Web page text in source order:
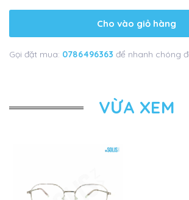
Cho vào giỏ hàng
Gọi đặt mua: 0786496363 để nhanh chóng
VỪA XEM